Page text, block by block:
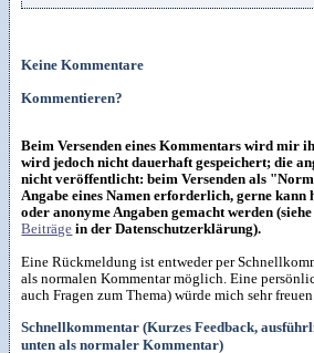
Keine Kommentare
Kommentieren?
Beim Versenden eines Kommentars wird mir
wird jedoch nicht dauerhaft gespeichert; die
nicht veröffentlicht: beim Versenden als
Angabe eines Namen erforderlich, gerne kann
oder anonyme Angaben gemacht werden
Beiträge in der Datenschutzerklärung).
Eine Rückmeldung ist entweder per
als normalen Kommentar möglich. Eine
auch Fragen zum Thema) würde mich sehr
Schnellkommentar (Kurzes Feedback,
unten als normaler Kommentar)